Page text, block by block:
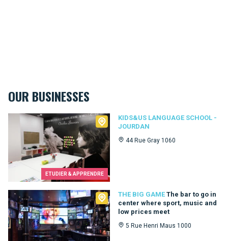
OUR BUSINESSES
ETUDIER & APPRENDRE
KIDS&US LANGUAGE SCHOOL -
JOURDAN
44 Rue Gray 1060
Kids&Us language school - Jourdan
THE BIG GAME The bar to go in
center where sport, music and
low prices meet
5 Rue Henri Maus 1000
The Big Game